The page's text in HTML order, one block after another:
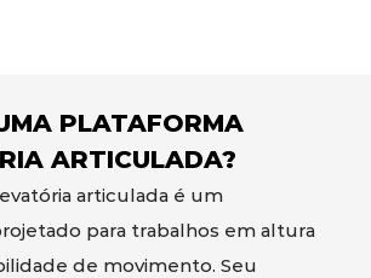
PLATAFORMA
ARTICULADA?
articulada é um
para trabalhos em altura
de movimento. Seu